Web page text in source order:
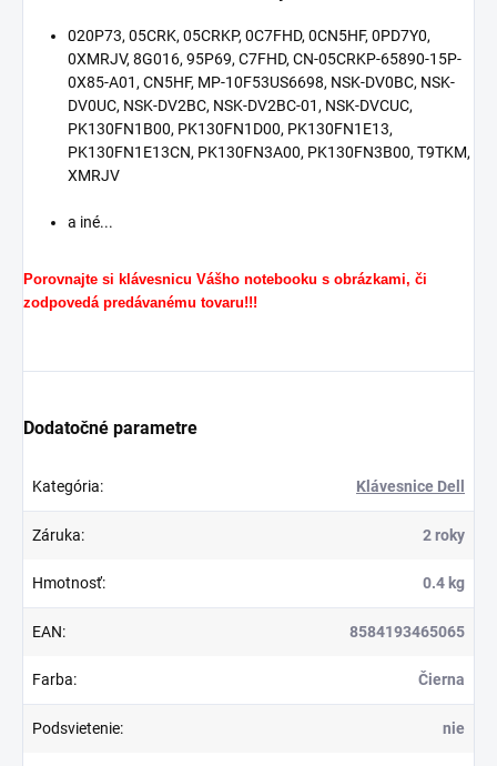
020P73, 05CRK, 05CRKP, 0C7FHD, 0CN5HF, 0PD7Y0,
0XMRJV, 8G016, 95P69, C7FHD, CN-05CRKP-65890-15P-
0X85-A01, CN5HF, MP-10F53US6698, NSK-DV0BC, NSK-
DV0UC, NSK-DV2BC, NSK-DV2BC-01, NSK-DVCUC,
PK130FN1B00, PK130FN1D00, PK130FN1E13,
PK130FN1E13CN, PK130FN3A00, PK130FN3B00, T9TKM,
XMRJV
a iné...
Porovnajte si klávesnicu Vášho notebooku s obrázkami, či
zodpovedá predávanému tovaru!!!
Dodatočné parametre
Kategória: Klávesnice Dell
Záruka: 2 roky
Hmotnosť: 0.4 kg
EAN: 8584193465065
Farba: Čierna
Podsvietenie: nie